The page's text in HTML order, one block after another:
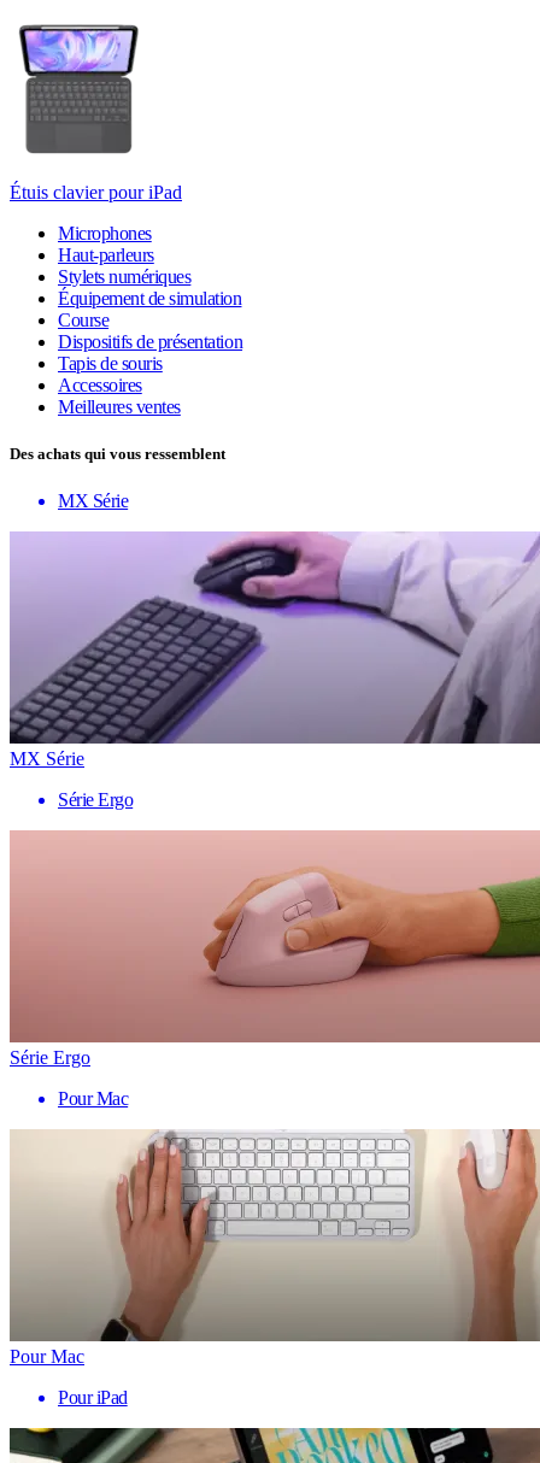
Étuis clavier pour iPad
Microphones
Haut-parleurs
Stylets numériques
Équipement de simulation
Course
Dispositifs de présentation
Tapis de souris
Accessoires
Meilleures ventes
Des achats qui vous ressemblent
MX Série
MX Série
Série Ergo
Série Ergo
Pour Mac
Pour Mac
Pour iPad